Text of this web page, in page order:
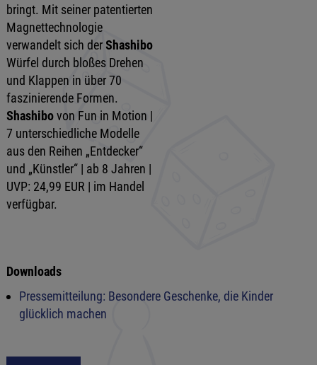
bringt. Mit seiner patentierten
Magnettechnologie
verwandelt sich derShashibo
Würfel durch bloßes Drehen
und Klappen in über 70
faszinierende Formen.
Shashibovon Fun in Motion |
7 unterschiedliche Modelle
aus den Reihen „Entdecker“
und „Künstler“ | ab 8 Jahren |
UVP: 24,99 EUR | im Handel
verfügbar.
Downloads
Pressemitteilung: Besondere Geschenke, die Kinder
glücklich machen